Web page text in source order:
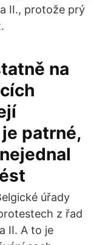
II., protože prý
na
patrné,
úřady
z řad
II. A to je